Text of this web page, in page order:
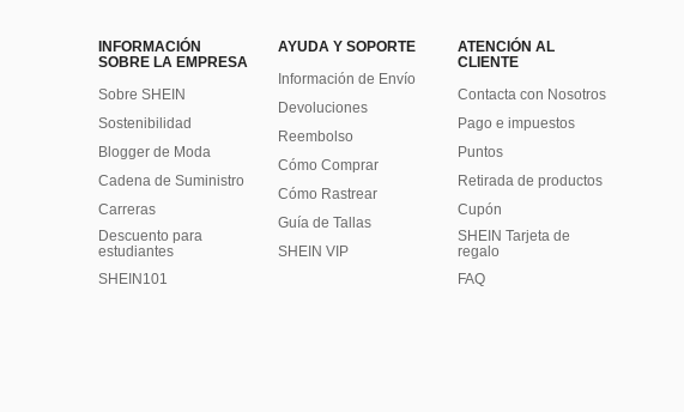
INFORMACIÓN
SOBRE LA EMPRESA
Sobre SHEIN
Sostenibilidad
Blogger de Moda
Cadena de Suministro
Carreras
Descuento para
estudiantes
SHEIN101
AYUDA Y SOPORTE
Información de Envío
Devoluciones
Reembolso
Cómo Comprar
Cómo Rastrear
Guía de Tallas
SHEIN VIP
ATENCIÓN AL
CLIENTE
Contacta con Nosotros
Pago e impuestos
Puntos
Retirada de productos
Cupón
SHEIN Tarjeta de
regalo
FAQ